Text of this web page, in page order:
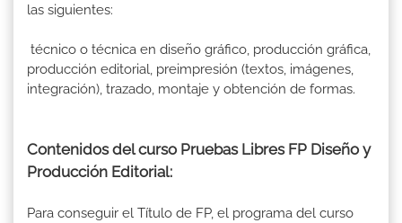
las siguientes:
técnico o técnica en diseño gráfico, producción gráfica,
producción editorial, preimpresión (textos, imágenes,
integración), trazado, montaje y obtención de formas.
Contenidos del curso Pruebas Libres FP Diseño y
Producción Editorial:
Para conseguir el Título de FP, el programa del curso